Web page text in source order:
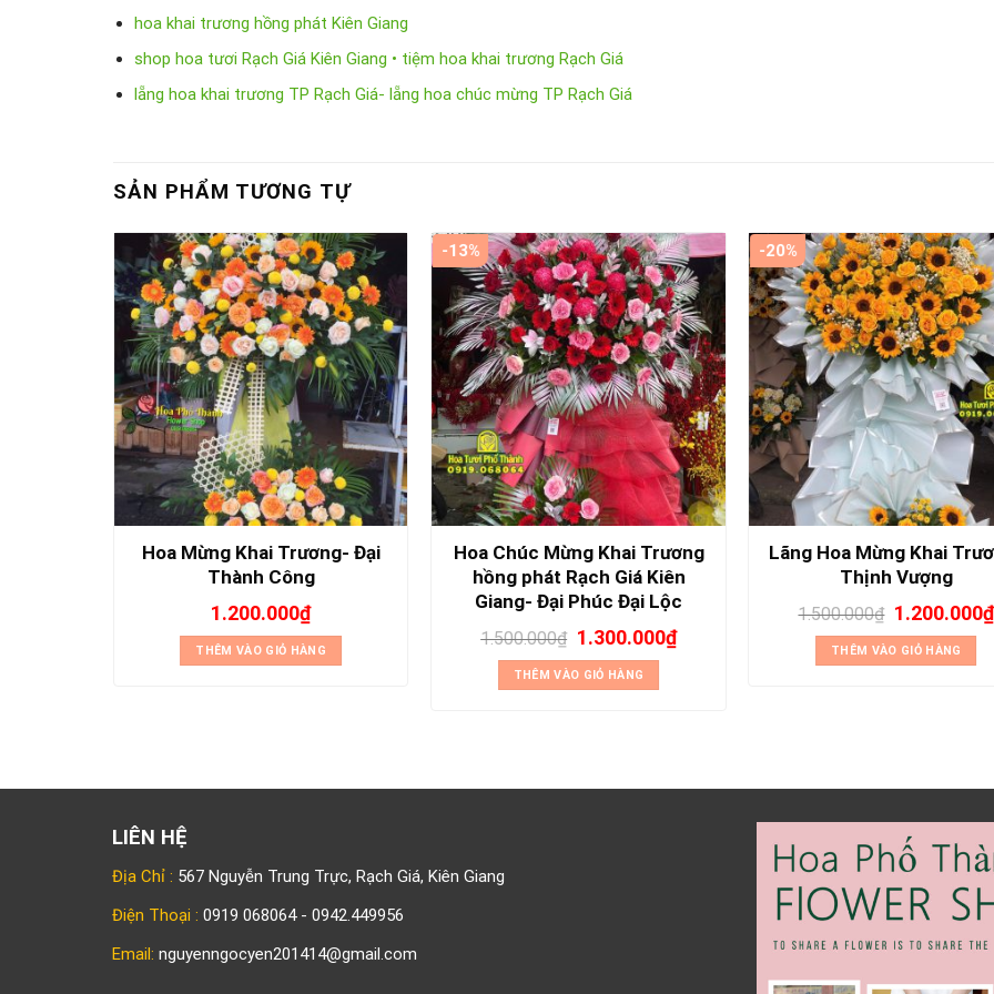
hoa khai trương hồng phát Kiên Giang
shop hoa tươi Rạch Giá Kiên Giang • tiệm hoa khai trương Rạch Giá
lẵng hoa khai trương TP Rạch Giá- lẵng hoa chúc mừng TP Rạch Giá
SẢN PHẨM TƯƠNG TỰ
Hoa Mừng Khai Trương- Đại
Thành Công
1.200.000₫
THÊM VÀO GIỎ HÀNG
-13%
Hoa Chúc Mừng Khai Trương
hồng phát Rạch Giá Kiên
Giang- Đại Phúc Đại Lộc
1.500.000₫ 1.300.000₫
THÊM VÀO GIỎ HÀNG
-20%
Lãng Hoa Mừng Khai
Thịnh Vượng
1.500.000₫ 1.200.000₫
THÊM VÀO GIỎ HÀNG
LIÊN HỆ
Địa Chỉ : 567 Nguyễn Trung Trực, Rạch Giá, Kiên Giang
Điện Thoại : 0919 068064 - 0942.449956
Email: nguyenngocyen201414@gmail.com